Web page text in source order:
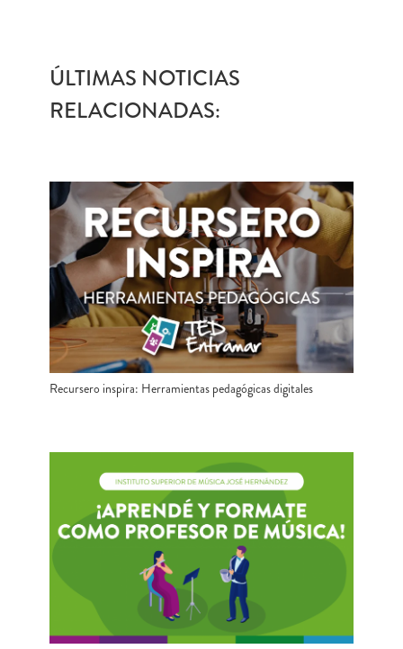
ÚLTIMAS NOTICIAS
RELACIONADAS:
Recursero inspira: Herramientas pedagógicas digitales